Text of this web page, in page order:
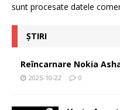
sunt procesate datele
ȘTIRI
Reîncarnare Nokia
2025-10-22 0